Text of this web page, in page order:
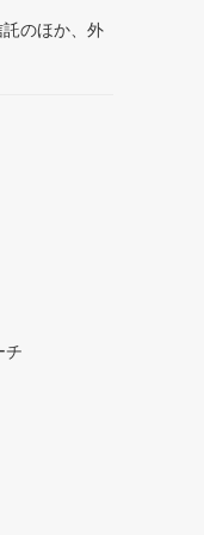
のほか、外
チ